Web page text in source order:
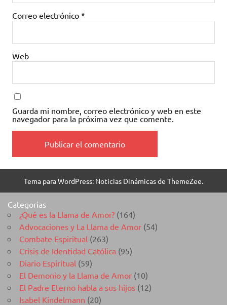
Correo electrónico *
Web
Guarda mi nombre, correo electrónico y web en este
navegador para la próxima vez que comente.
Tema para WordPress: Noticias Dinámicas de ThemeZee.
Categorias
¿Qué es la Llama de Amor? (164)
Advocaciones y La Llama de Amor (54)
Combate Espiritual (263)
Crisis de Identidad Católica (95)
Diario Espiritual (59)
El Demonio y la Llama de Amor (10)
El Padre Eterno habla a sus hijos (12)
Isabel Kindelmann (20)